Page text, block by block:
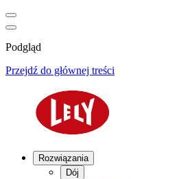
Podgląd
Przejdź do głównej treści
Rozwiązania
Dój